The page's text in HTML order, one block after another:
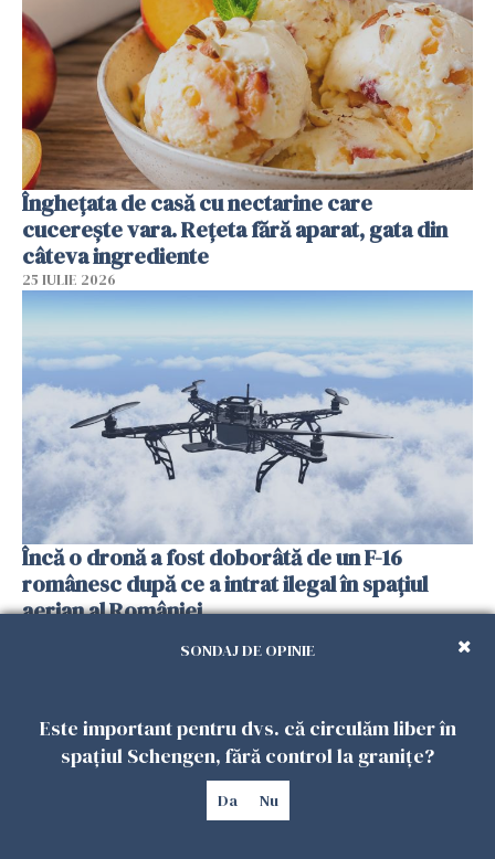
Înghețata de casă cu nectarine care
cucerește vara. Rețeta fără aparat, gata din
câteva ingrediente
25 IULIE 2026
Încă o dronă a fost doborâtă de un F-16
românesc după ce a intrat ilegal în spațiul
aerian al României
SONDAJ DE OPINIE
Este important pentru dvs. că circulăm liber în
spațiul Schengen, fără control la granițe?
Da Nu